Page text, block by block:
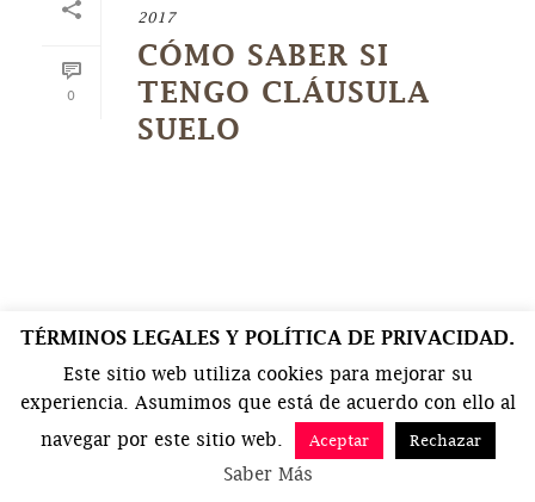
0
2017
CÓMO SABER SI
TENGO CLÁUSULA
SUELO
TÉRMINOS LEGALES Y POLÍTICA DE PRIVACIDAD.
Este sitio web utiliza cookies para mejorar su
experiencia. Asumimos que está de acuerdo con ello al
navegar por este sitio web.
Aceptar Rechazar
Saber Más